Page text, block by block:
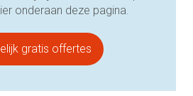
onderaan deze pagina.
gratis offertes